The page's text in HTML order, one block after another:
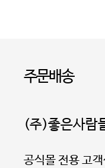
주문배송
(주)좋은사람
대표 이성현,박
공식몰 전용 고객